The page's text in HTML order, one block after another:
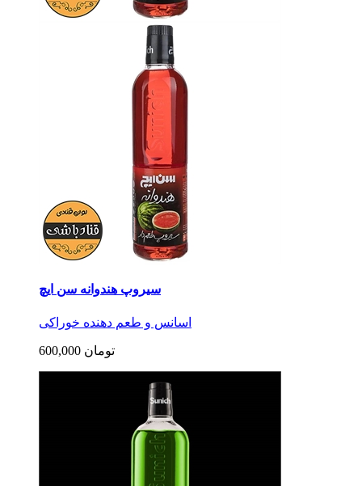
سیروپ هندوانه سن ایچ
اسانس و طعم دهنده خوراکی
600,000 تومان